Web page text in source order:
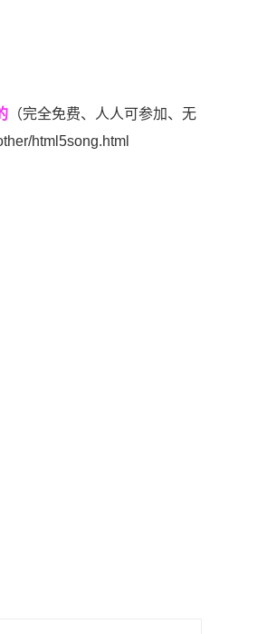
（完全免费、人人可参加、无
html5song.html